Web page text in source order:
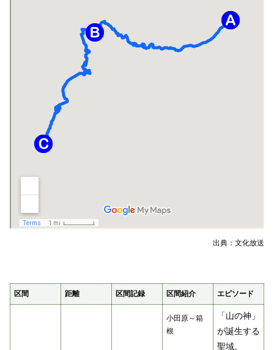
出典：文化放送
区間 距離 区間記録 区間紹介 エピソード
小田原～箱
根
「山の神」
が誕生する
聖域。